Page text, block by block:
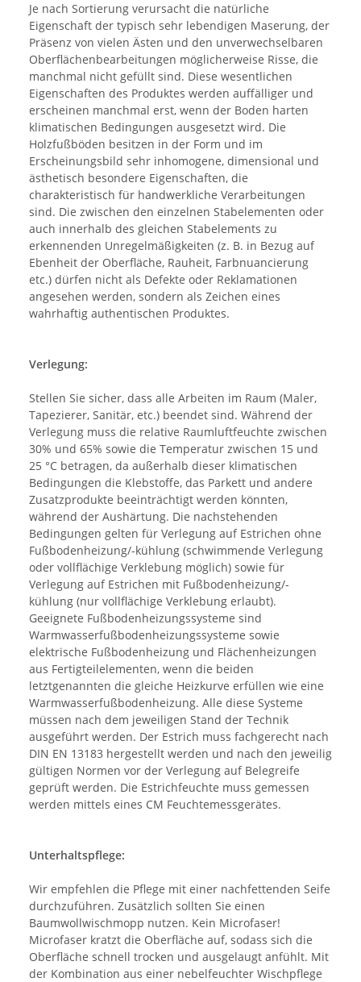
Je nach Sortierung verursacht die natürliche
Eigenschaft der typisch sehr lebendigen Maserung, der
Präsenz von vielen Ästen und den unverwechselbaren
Oberflächenbearbeitungen möglicherweise Risse, die
manchmal nicht gefüllt sind. Diese wesentlichen
Eigenschaften des Produktes werden auffälliger und
erscheinen manchmal erst, wenn der Boden harten
klimatischen Bedingungen ausgesetzt wird. Die
Holzfußböden besitzen in der Form und im
Erscheinungsbild sehr inhomogene, dimensional und
ästhetisch besondere Eigenschaften, die
charakteristisch für handwerkliche Verarbeitungen
sind. Die zwischen den einzelnen Stabelementen oder
auch innerhalb des gleichen Stabelements zu
erkennenden Unregelmäßigkeiten (z. B. in Bezug auf
Ebenheit der Oberfläche, Rauheit, Farbnuancierung
etc.) dürfen nicht als Defekte oder Reklamationen
angesehen werden, sondern als Zeichen eines
wahrhaftig authentischen Produktes.
Verlegung:
Stellen Sie sicher, dass alle Arbeiten im Raum (Maler,
Tapezierer, Sanitär, etc.) beendet sind. Während der
Verlegung muss die relative Raumluftfeuchte zwischen
30% und 65% sowie die Temperatur zwischen 15 und
25 °C betragen, da außerhalb dieser klimatischen
Bedingungen die Klebstoffe, das Parkett und andere
Zusatzprodukte beeinträchtigt werden könnten,
während der Aushärtung. Die nachstehenden
Bedingungen gelten für Verlegung auf Estrichen ohne
Fußbodenheizung/-kühlung (schwimmende Verlegung
oder vollflächige Verklebung möglich) sowie für
Verlegung auf Estrichen mit Fußbodenheizung/-
kühlung (nur vollflächige Verklebung erlaubt).
Geeignete Fußbodenheizungssysteme sind
Warmwasserfußbodenheizungssysteme sowie
elektrische Fußbodenheizung und Flächenheizungen
aus Fertigteilelementen, wenn die beiden
letztgenannten die gleiche Heizkurve erfüllen wie eine
Warmwasserfußbodenheizung. Alle diese Systeme
müssen nach dem jeweiligen Stand der Technik
ausgeführt werden. Der Estrich muss fachgerecht nach
DIN EN 13183 hergestellt werden und nach den jeweilig
gültigen Normen vor der Verlegung auf Belegreife
geprüft werden. Die Estrichfeuchte muss gemessen
werden mittels eines CM Feuchtemessgerätes.
Unterhaltspflege:
Wir empfehlen die Pflege mit einer nachfettenden Seife
durchzuführen. Zusätzlich sollten Sie einen
Baumwollwischmopp nutzen. Kein Microfaser!
Microfaser kratzt die Oberfläche auf, sodass sich die
Oberfläche schnell trocken und ausgelaugt anfühlt. Mit
der Kombination aus einer nebelfeuchter Wischpflege